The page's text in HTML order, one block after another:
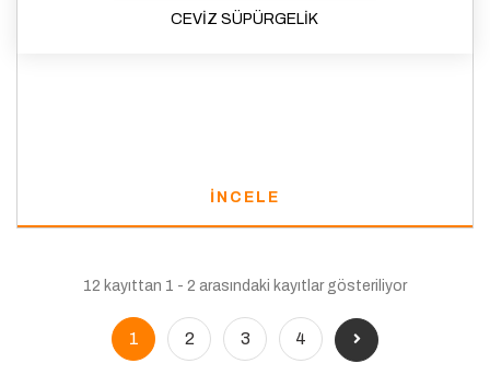
CEVİZ SÜPÜRGELİK
İNCELE
12 kayıttan 1 - 2 arasındaki kayıtlar gösteriliyor
1 2 3 4